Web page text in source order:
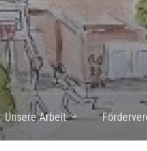
Unsere Arbeit